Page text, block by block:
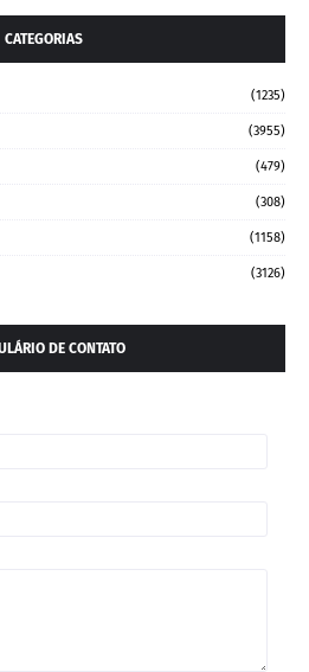
CATEGORIAS
(1235)
(3955)
(479)
(308)
(1158)
(3126)
DE CONTATO